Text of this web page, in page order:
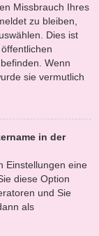
Missbrauch Ihres
zu bleiben,
Dies ist
Wenn
sie vermutlich
in der
Einstellungen eine
diese Option
und Sie
als